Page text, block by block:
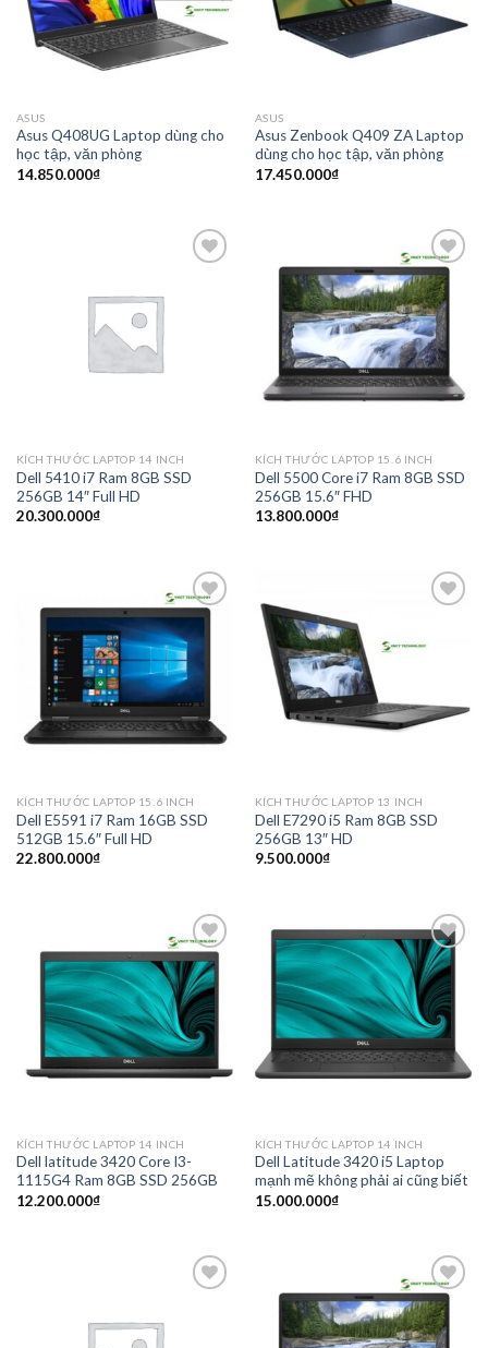
ASUS
Asus Q408UG Laptop dùng cho
học tập, văn phòng
14.850.000₫
ASUS
Asus Zenbook Q409 ZA Laptop
dùng cho học tập, văn phòng
17.450.000₫
KÍCH THƯỚC LAPTOP 14 INCH
Dell 5410 i7 Ram 8GB SSD
256GB 14″ Full HD
20.300.000₫
Add to
wishlist
KÍCH THƯỚC LAPTOP 15.6 INCH
Dell 5500 Core i7 Ram 8GB SSD
256GB 15.6″ FHD
13.800.000₫
Add to
wishlist
KÍCH THƯỚC LAPTOP 15.6 INCH
Dell E5591 i7 Ram 16GB SSD
512GB 15.6″ Full HD
22.800.000₫
KÍCH THƯỚC LAPTOP 13 INCH
Dell E7290 i5 Ram 8GB SSD
256GB 13″ HD
9.500.000₫
Add to
wishlist
KÍCH THƯỚC LAPTOP 14 INCH
Dell latitude 3420 Core I3-
1115G4 Ram 8GB SSD 256GB
12.200.000₫
Add to
wishlist
KÍCH THƯỚC LAPTOP 14 INCH
Dell Latitude 3420 i5 Laptop
mạnh mẽ không phải ai cũng biết
15.000.000₫
Add to